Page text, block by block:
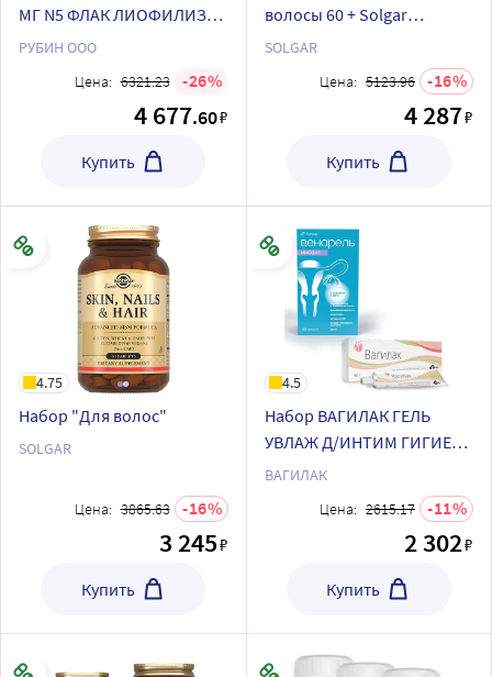
МГ N5 ФЛАК ЛИОФИЛИЗ
ПОР Д/Р-РА В/В В/М и 1 уп
КАПС ПО 0,545Г
РУБИН ООО
Цена: 6321.23 26
4 677.60₽
Купить
волосы 60 + Solgar
Комплекс коллагена и
гиалуроновой кислоты
SOLGAR
Цена: 5123.96 16
4 287₽
Купить
4.75
Набор "Для волос"
SOLGAR
Цена: 3865.63 16
3 245₽
Купить
4.5
Набор ВАГИЛАК ГЕЛЬ
УВЛАЖ Д/ИНТИМ ГИГИЕН
50МЛ+ВЕНАРЕЛЬ ИНОЗИТ
N60 КАПС ПО 759МГ по
специальной цене
ВАГИЛАК
Цена: 2615.17 11
2 302₽
Купить